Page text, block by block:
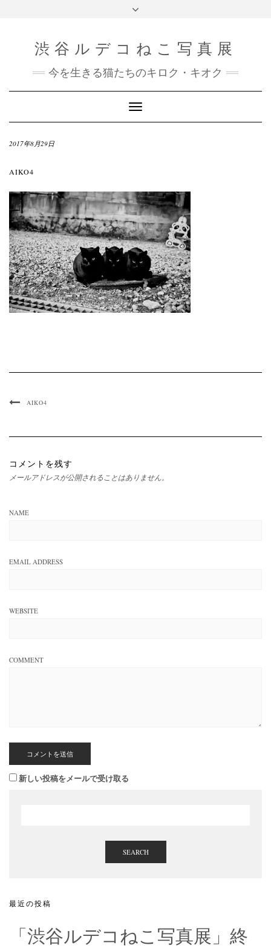
渋谷ルデコねこ写真展
今を生きる猫たちのキロク・キオク
Toggle
Navigation
2017年8月29日
AIKO4
AIKO4
コメントを残す
メールアドレスが公開されることはありません。
NAME
EMAIL ADDRESS
WEBSITE
COMMENT
新しい投稿をメールで受け取る
SEARCH
最近の投稿
「渋谷ルデコねこ写真展」終